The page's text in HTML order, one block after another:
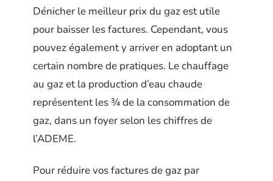
Dénicher le meilleur prix du gaz est utile
pour baisser les factures. Cependant, vous
pouvez également y arriver en adoptant un
certain nombre de pratiques. Le chauffage
au gaz et la production d’eau chaude
représentent les ¾ de la consommation de
gaz, dans un foyer selon les chiffres de
l’ADEME.
Pour réduire vos factures de gaz par